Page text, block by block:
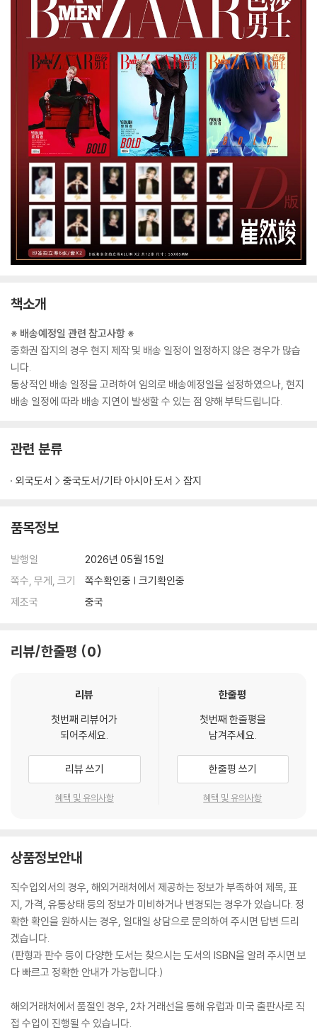
책소개
※ 배송예정일 관련 참고사항 ※
중화권 잡지의 경우 현지 제작 및 배송 일정이 일정하지 않은 경우가 많습
니다.
통상적인 배송 일정을 고려하여 임의로 배송예정일을 설정하였으나, 현지
배송 일정에 따라 배송 지연이 발생할 수 있는 점 양해 부탁드립니다.
관련 분류
외국도서 중국도서/기타 아시아 도서 잡지
품목정보
발행일
2026년 05월 15일
쪽수, 무게, 크기
쪽수확인중 | 크기확인중
제조국
중국
리뷰/한줄평 0
리뷰
첫번째 리뷰어가
되어주세요.
리뷰 쓰기
혜택 및 유의사항
한줄평
첫번째 한줄평을
남겨주세요.
한줄평 쓰기
혜택 및 유의사항
상품정보안내
직수입외서의 경우, 해외거래처에서 제공하는 정보가 부족하여 제목, 표
지, 가격, 유통상태 등의 정보가 미비하거나 변경되는 경우가 있습니다. 정
확한 확인을 원하시는 경우, 일대일 상담으로 문의하여 주시면 답변 드리
겠습니다.
(판형과 판수 등이 다양한 도서는 찾으시는 도서의 ISBN을 알려 주시면 보
다 빠르고 정확한 안내가 가능합니다.)
해외거래처에서 품절인 경우, 2차 거래선을 통해 유럽과 미국 출판사로 직
접 수입이 진행될 수 있습니다.